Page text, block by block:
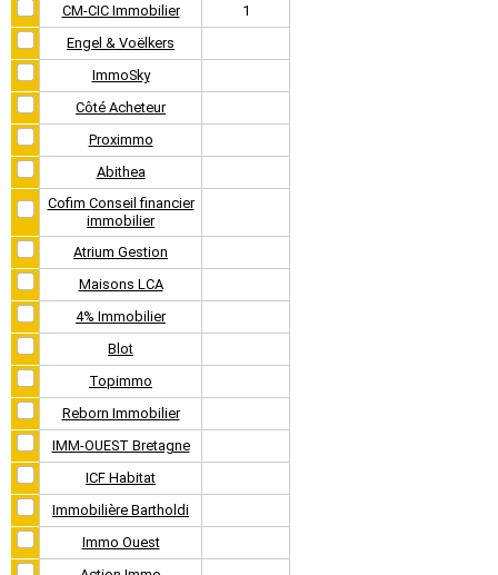
CM-CIC Immobilier
1
Engel & Voëlkers
ImmoSky
Côté Acheteur
Proximmo
Abithea
Cofim Conseil financier
immobilier
Atrium Gestion
Maisons LCA
4% Immobilier
Blot
Topimmo
Reborn Immobilier
IMM-OUEST Bretagne
ICF Habitat
Immobilière Bartholdi
Immo Ouest